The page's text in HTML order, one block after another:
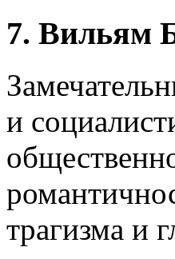
7. Вильям
и
трагизма и